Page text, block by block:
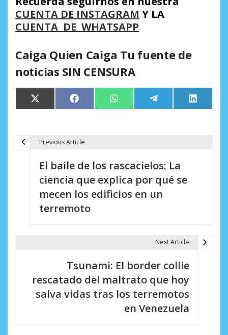
CUENTA DE INSTAGRAM Y LA
CUENTA DE WHATSAPP
Caiga Quien Caiga Tu fuente de
noticias SIN CENSURA
Compartir
en
X
(Twitter)
Compartir
en
Facebook Compartir
en
WhatsApp Compartir
en
Telegram
en
LinkedIn
Previous Article
El baile de los rascacielos: La
ciencia que explica por qué se
mecen los edificios en un
terremoto
Next Article
Tsunami: El border collie
rescatado del maltrato que hoy
salva vidas tras los terremotos
en Venezuela